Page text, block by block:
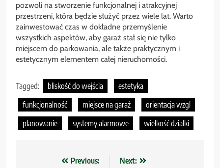
pozwoli na stworzenie funkcjonalnej i atrakcyjnej
przestrzeni, która będzie służyć przez wiele lat. Warto
zainwestować czas w dokładne przemyślenie
wszystkich aspektów, aby garaż stał się nie tylko
miejscem do parkowania, ale także praktycznym i
estetycznym elementem całej nieruchomości.
Tagged: bliskość do wejścia
estetyka
funkcjonalność
miejsce na garaż
orientacja wzgl
planowanie
systemy alarmowe wielkość działki
NawigacjaPrevious:
Next: